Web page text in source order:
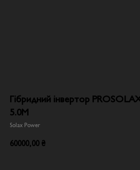
Гібридний інвертор
5.0M
Solax Power
60000,00 ₴